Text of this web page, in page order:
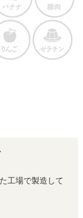
工場で製造して